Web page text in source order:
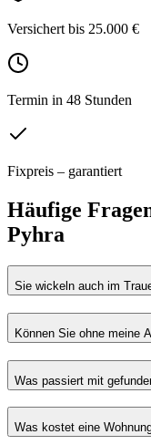
Versichert bis 25.000 €
Termin in 48 Stunden
Fixpreis – garantiert
Häufige
Pyhra
Sie wickeln auch im
Können Sie ohne meine
Was passiert mit
Was kostet eine